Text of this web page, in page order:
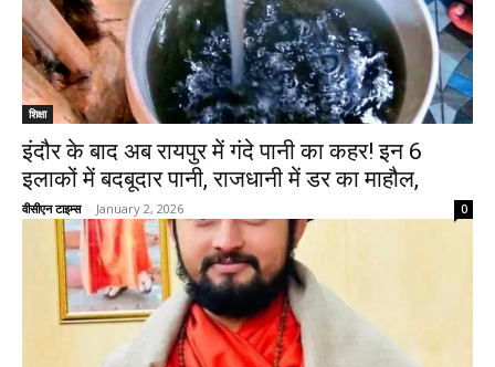
शिक्षा
इंदौर के बाद अब रायपुर में गंदे पानी का कहर! इन 6
इलाकों में बदबूदार पानी, राजधानी में डर का माहौल,
वीसीएन टाइम्स - January 2, 2026 0